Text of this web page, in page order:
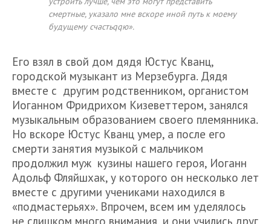
смертные, указало мне вскоре иной путь к моему
будущему счастьqqю».
Его взял в свой дом дядя Юстус Кванц,
городской музыкант из Мерзебурга. Дядя
вместе с другим родственником, органистом
Иоганном Фридрихом Кизеветтером, занялся
музыкальным образованием своего племянника.
Но вскоре Юстус Кванц умер, а после его
смерти занятия музыкой с мальчиком
продолжил муж кузины нашего героя, Иоганн
Адольф Фляйшхак, у которого он несколько лет
вместе с другими учениками находился в
«подмастерьях». Впрочем, всем им уделялось
не слишком много внимания, и они учились друг